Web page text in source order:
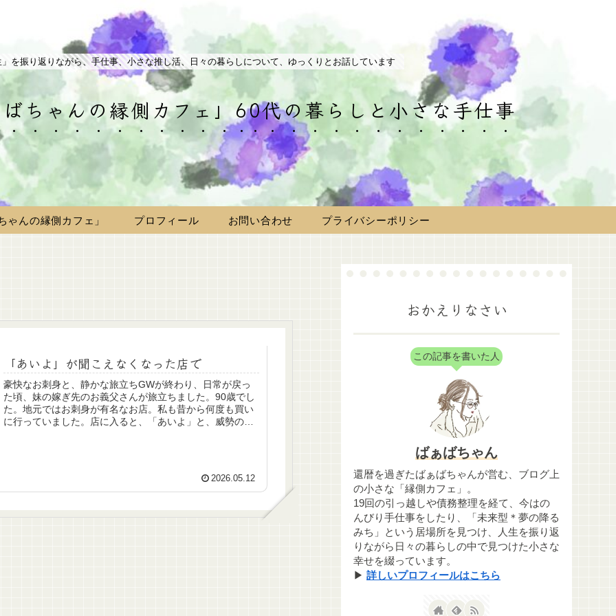
を振り返りながら、手仕事、小さな推し活、日々の暮らしについて、ゆっくりとお話しています
ちゃんの縁側カフェ」60代の暮らしと小さな手仕事
ゃんの縁側カフェ」 プロフィール お問い合わせ プライバシーポリシー
「あいよ」が聞こえなくなった店で
豪快なお刺身と、静かな旅立ちGWが終わり、日常が戻っ
た頃、妹の嫁ぎ先のお義父さんが旅立ちました。90歳でし
た。地元ではお刺身が有名なお店。私も昔から何度も買い
に行っていました。店に入ると、「あいよ」と、威勢のい
2026.05.12
おかえりなさい
この記事を書いた人
ばぁばちゃん
還暦を過ぎたばぁばちゃんが営む、ブログ上
の小さな「縁側カフェ」。
19回の引っ越しや債務整理を経て、今はの
んびり手仕事をしたり、「未来型＊夢の降る
みち」という居場所を見つけ、人生を振り返
りながら日々の暮らしの中で見つけた小さな
幸せを綴っています。
▶ 詳しいプロフィールはこちら